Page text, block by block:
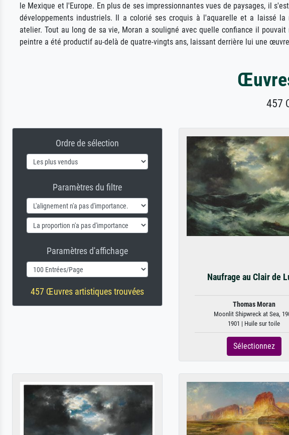
le Mexique et l'Europe. En plus de ses impressionnantes vues de paysages, il
développements industriels. Il a colorié ses croquis à l'aquarelle et a laissé
atelier. Tout au long de sa vie, Moran a souligné avec quelle confiance il
peintre a été productif au-delà de quatre-vingts ans, laissant derrière lui une
457
Ordre de sélection
Paramètres du filtre
Paramètres d'affichage
457 Œuvres artistiques trouvées
Naufrage au Clair de
Thomas Moran
Moonlit Shipwreck at Sea,
1901 | Huile sur toile
Sélectionnez